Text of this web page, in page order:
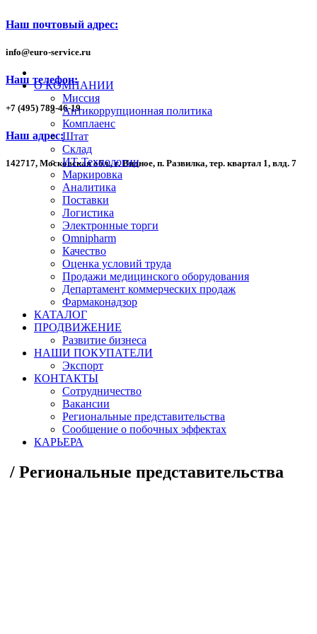
Наш почтовый адрес:
info@euro-service.ru
Наш телефон:
+7 (495) 789-46-19
Наш адрес:
142717, Московская обл., г. Видное, п. Развилка, тер. квартал 1, влд. 7
О КОМПАНИИ
Миссия
Антикоррупционная политика
Комплаенс
Штат
Склад
ИТ-Технологии
Маркировка
Аналитика
Поставки
Логистика
Электронные торги
Omnipharm
Качество
Оценка условий труда
Продажи медицинского оборудования
Департамент коммерческих продаж
Фармаконадзор
КАТАЛОГ
ПРОДВИЖЕНИЕ
Развитие бизнеса
НАШИ ПОКУПАТЕЛИ
Экспорт
КОНТАКТЫ
Сотрудничество
Вакансии
Региональные представительства
Сообщение о побочных эффектах
КАРЬЕРА
/ Региональные представительства